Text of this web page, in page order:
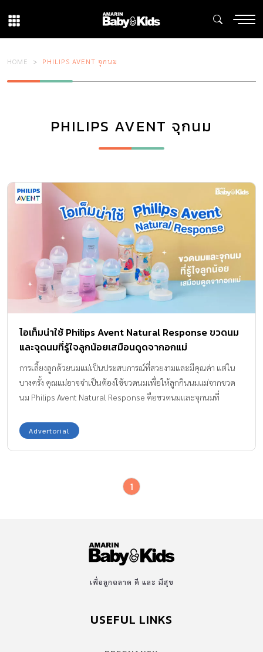
HOME PHILIPS AVENT จุกนม
PHILIPS AVENT จุกนม
ไอเท็มน่าใช้ Philips Avent Natural Response ขวดนม
และจุดนมที่รู้ใจลูกน้อยเสมือนดูดจากอกแม่
การเลี้ยงลูกด้วยนมแม่เป็นประสบการณ์ที่สวยงามและมีคุณค่า แต่ใน
บางครั้ง คุณแม่อาจจำเป็นต้องใช้ขวดนมเพื่อให้ลูกกินนมแม่จากขวด
นม Philips Avent Natural Response คือขวดนมและจุกนมที่
จากอกแม่มากที่สุด ด้วยเทคโนโลยีที่ทันสมัย ปลอดภัย และดีไซน์ที่
ใส่ใจในรายละเอียด ขวดนมและจุกนมรุ่น Natural Response จาก
ไว้วางใจจากคุณแม่ทั่วโลกมาตั้งแต่ปี พ.ศ. 2527 (ค.ศ. 1984) ด้วย
น้อย ขวดนม Philips Avent Natural Response ทางเลือกที่ใกล้เคียง
การให้นมแม่มากที่สุด สำหรับคุณแม่ที่ต้องการให้ลูกน้อยได้รับ
Philips Avent รุ่น Natural Response คือตัวเลือกที่น่าสนใจ ด้วย
ธรรมชาติ ทำไมขวดนมและจุกนม Philips Avent รุ่น Natural
Advertorial
1
เพื่อลูกฉลาด ดี และ มีสุข
USEFUL LINKS